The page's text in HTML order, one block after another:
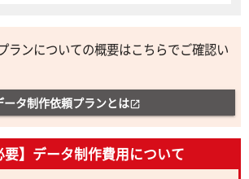
ランについての概要はこちらでご確認い
ータ制作依頼プランとは open_in_new
要】データ制作費用について